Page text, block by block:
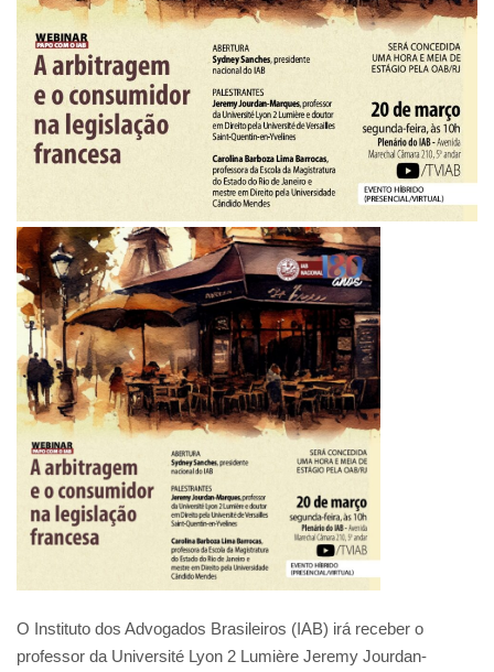
O Instituto dos Advogados Brasileiros (IAB) irá receber o
professor da Université Lyon 2 Lumière Jeremy Jourdan-